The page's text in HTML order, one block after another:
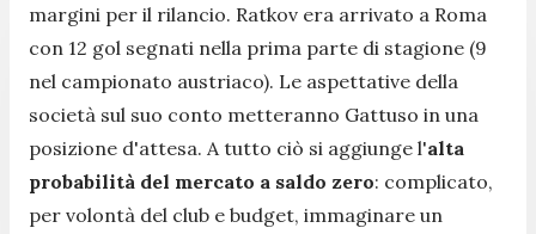
margini per il rilancio. Ratkov era arrivato a Roma
con 12 gol segnati nella prima parte di stagione (9
nel campionato austriaco). Le aspettative della
società sul suo conto metteranno Gattuso in una
posizione d'attesa. A tutto ciò si aggiunge l'alta
probabilità del mercato a saldo zero: complicato,
per volontà del club e budget, immaginare un